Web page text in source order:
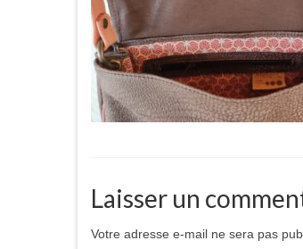
Laisser un
Votre adresse e-mail ne sera pas